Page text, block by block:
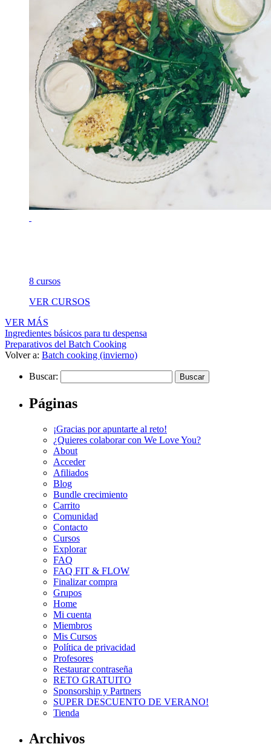
8 cursos
VER CURSOS
VER MÁS
Ingredientes básicos para tu despensa
Preparativos del Batch Cooking
Volver a: Batch cooking (invierno)
Buscar:
Páginas
¡Gracias por apuntarte al reto!
¿Quieres colaborar con We Love You?
About
Acceder
Afiliados
Blog
Bundle crecimiento
Carrito
Comunidad
Contacto
Cursos
Explorar
FAQ
FAQ FIT & FLOW
Finalizar compra
Grupos
Home
Mi cuenta
Miembros
Mis Cursos
Política de privacidad
Profesores
Restaurar contraseña
RETO GRATUITO
Sponsorship y Partners
SUPER DESCUENTO DE VERANO!
Tienda
Archivos